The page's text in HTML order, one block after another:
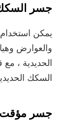
جسر
يمكن
والعوارض
الحديدية ،
السكك
جسر مؤقت